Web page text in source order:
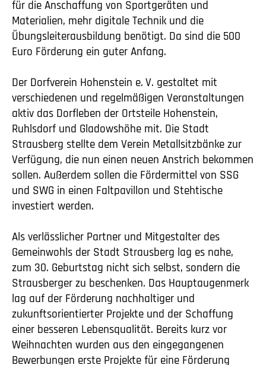
für die Anschaffung von Sportgeräten und
Materialien, mehr digitale Technik und die
Übungsleiterausbildung benötigt. Da sind die 500
Euro Förderung ein guter Anfang.
Der Dorfverein Hohenstein e. V. gestaltet mit
verschiedenen und regelmäßigen Veranstaltungen
aktiv das Dorfleben der Ortsteile Hohenstein,
Ruhlsdorf und Gladowshöhe mit. Die Stadt
Strausberg stellte dem Verein Metallsitzbänke zur
Verfügung, die nun einen neuen Anstrich bekommen
sollen. Außerdem sollen die Fördermittel von SSG
und SWG in einen Faltpavillon und Stehtische
investiert werden.
Als verlässlicher Partner und Mitgestalter des
Gemeinwohls der Stadt Strausberg lag es nahe,
zum 30. Geburtstag nicht sich selbst, sondern die
Strausberger zu beschenken. Das Hauptaugenmerk
lag auf der Förderung nachhaltiger und
zukunftsorientierter Projekte und der Schaffung
einer besseren Lebensqualität. Bereits kurz vor
Weihnachten wurden aus den eingegangenen
Bewerbungen erste Projekte für eine Förderung